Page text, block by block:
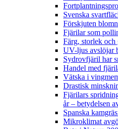
Svenska
Förskjuten
Fjärilar som
Färg, storlek
UV-ljus avslöjar
Sydrovfjäril har
Handel med
Vätska i
Drastisk
Fjärilars
år– betydelsen
Spanska
Mikroklimat